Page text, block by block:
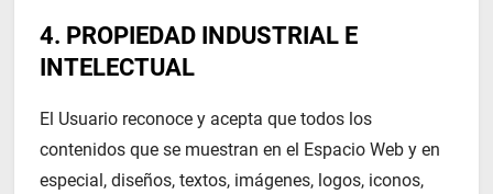
4. PROPIEDAD INDUSTRIAL E
INTELECTUAL
El Usuario reconoce y acepta que todos los
contenidos que se muestran en el Espacio Web y en
especial, diseños, textos, imágenes, logos, iconos,